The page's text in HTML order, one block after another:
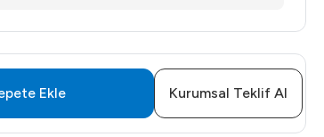
Ekle Kurumsal Teklif Al